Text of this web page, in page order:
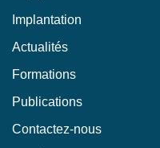
Implantation
Actualités
Formations
Publications
Contactez-nous